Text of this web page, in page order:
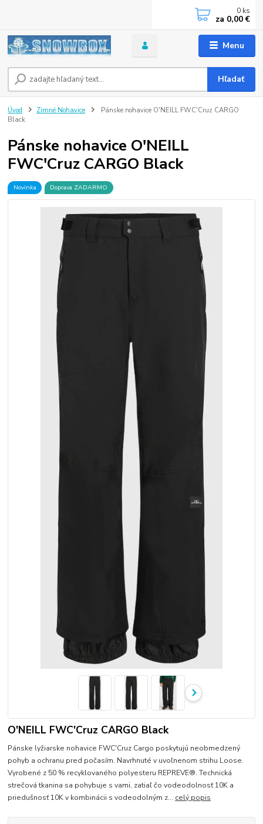
Menu
Hľadať
0 ks
za 0,00 €
Úvod Zimné Nohavice
Pánske nohavice O'NEILL FWC'Cruz CARGO
Black
Pánske nohavice O'NEILL
FWC'Cruz CARGO Black
Novinka Doprava ZADARMO
O'NEILL FWC'Cruz CARGO Black
Pánske lyžiarske nohavice FWC'Cruz Cargo poskytujú neobmedzený
pohyb a ochranu pred počasím. Navrhnuté v uvoľnenom strihu Loose.
Vyrobené z 50 % recyklovaného polyesteru REPREVE®. Technická
strečová tkanina sa pohybuje s vami, zatiaľ čo vodeodolnosť 10K a
priedušnosť 10K v kombinácii s vodeodolným z... celý popis